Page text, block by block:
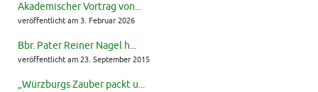
Akademischer Vortrag von...
veröffentlicht am 3. Februar 2026
Bbr. Pater Reiner Nagel h...
veröffentlicht am 23. September 2015
„Würzburgs Zauber packt u...